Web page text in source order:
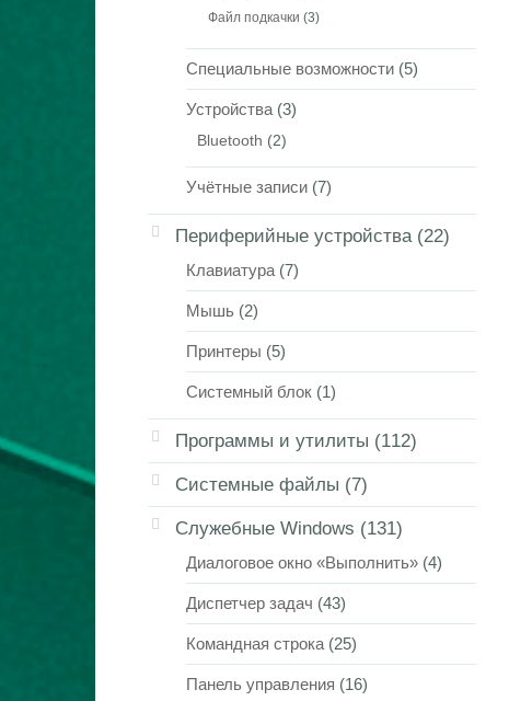
Файл подкачки (3)
Специальные возможности (5)
Устройства (3)
Bluetooth (2)
Учётные записи (7)
Периферийные устройства(22)
Клавиатура (7)
Мышь (2)
Принтеры (5)
Системный блок (1)
Программы и утилиты (112)
Системные файлы (7)
Служебные Windows (131)
Диалоговое окно «Выполнить» (4)
Диспетчер задач (43)
Командная строка (25)
Панель управления (16)